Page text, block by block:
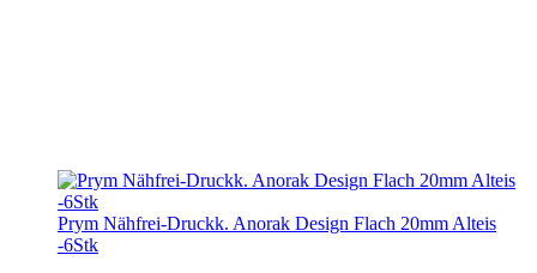
Prym Nähfrei-Druckk. Anorak Design Flach 20mm Alteis
-6Stk